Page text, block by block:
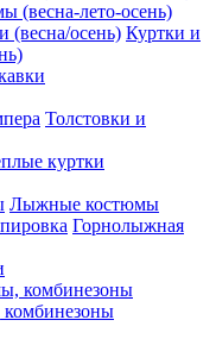
(весна-лето-осень)
Куртки и
Толстовки и
куртки
Лыжные костюмы
Горнолыжная